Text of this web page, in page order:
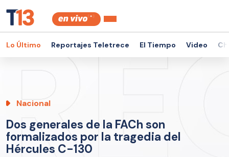
Lo Último Reportajes Teletrece El Tiempo Video
Nacional
Dos generales de la FACh son
formalizados por la tragedia del
Hércules C-130